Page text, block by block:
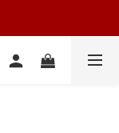
$2000
$2000